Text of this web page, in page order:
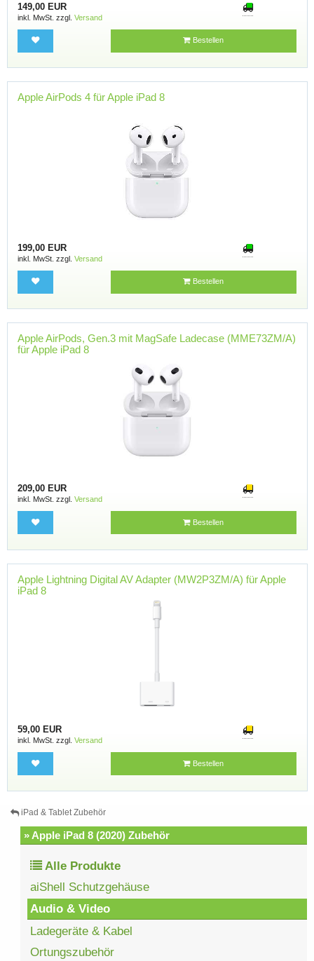
149,00 EUR
inkl. MwSt. zzgl. Versand
Bestellen
Apple AirPods 4 für Apple iPad 8
199,00 EUR
inkl. MwSt. zzgl. Versand
Bestellen
Apple AirPods, Gen.3 mit MagSafe Ladecase (MME73ZM/A)
für Apple iPad 8
209,00 EUR
inkl. MwSt. zzgl. Versand
Bestellen
Apple Lightning Digital AV Adapter (MW2P3ZM/A) für Apple
iPad 8
59,00 EUR
inkl. MwSt. zzgl. Versand
Bestellen
iPad & Tablet Zubehör
» Apple iPad 8 (2020) Zubehör
Alle Produkte
aiShell Schutzgehäuse
Audio & Video
Ladegeräte & Kabel
Ortungszubehör